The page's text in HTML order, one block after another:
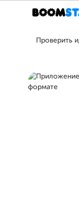
Проверить